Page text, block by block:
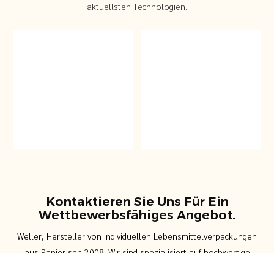
aktuellsten Technologien.
Kontaktieren Sie Uns Für Ein
Wettbewerbsfähiges Angebot.
Weller, Hersteller von individuellen Lebensmittelverpackungen